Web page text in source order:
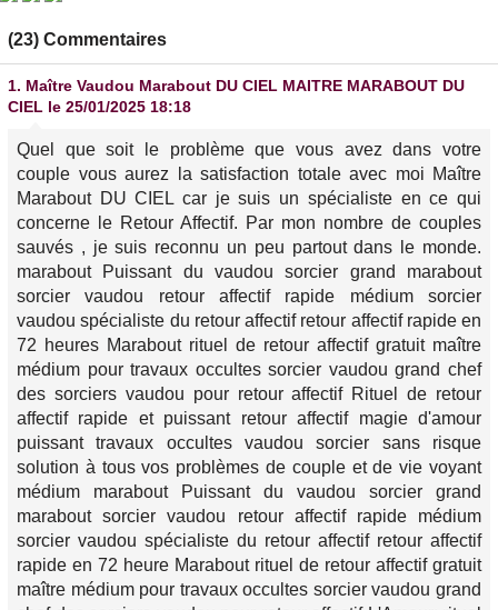
(23) Commentaires
1. Maître Vaudou Marabout DU CIEL MAITRE MARABOUT DU
CIEL le 25/01/2025 18:18
Quel que soit le problème que vous avez dans votre
couple vous aurez la satisfaction totale avec moi Maître
Marabout DU CIEL car je suis un spécialiste en ce qui
concerne le Retour Affectif. Par mon nombre de couples
sauvés , je suis reconnu un peu partout dans le monde.
marabout Puissant du vaudou sorcier grand marabout
sorcier vaudou retour affectif rapide médium sorcier
vaudou spécialiste du retour affectif retour affectif rapide en
72 heures Marabout rituel de retour affectif gratuit maître
médium pour travaux occultes sorcier vaudou grand chef
des sorciers vaudou pour retour affectif Rituel de retour
affectif rapide et puissant retour affectif magie d'amour
puissant travaux occultes vaudou sorcier sans risque
solution à tous vos problèmes de couple et de vie voyant
médium marabout Puissant du vaudou sorcier grand
marabout sorcier vaudou retour affectif rapide médium
sorcier vaudou spécialiste du retour affectif retour affectif
rapide en 72 heure Marabout rituel de retour affectif gratuit
maître médium pour travaux occultes sorcier vaudou grand